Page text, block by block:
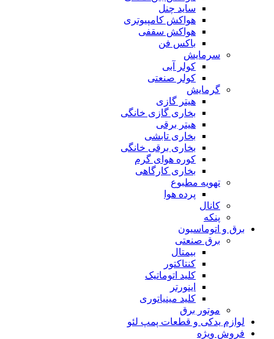
ساید چنل
هواکش کامپیوتری
هواکش سقفی
باکس فن
سرمایش
کولر آبی
کولر صنعتی
گرمایش
هیتر گازی
بخاری گازی خانگی
هیتر برقی
بخاری تابشی
بخاری برقی خانگی
کوره هوای گرم
بخاری کارگاهی
تهویه مطبوع
پرده هوا
کانال
پنکه
برق و اتوماسیون
برق صنعتی
بیمتال
کنتاکتور
کلید اتوماتیک
اینورتر
کلید مینیاتوری
موتور برق
لوازم یدکی و قطعات پمپ لئو
فروش ویژه